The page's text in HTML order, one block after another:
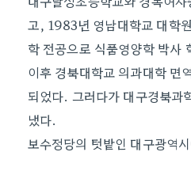
고, 1983년 영남대학교 대학
학 전공으로 식품영양학 박사
이후 경북대학교 의과대학 면
되었다. 그러다가 대구경북
냈다.
보수정당의 텃밭인 대구광역